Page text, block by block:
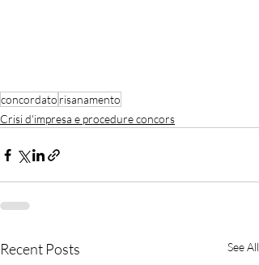
concordato risanamento
Crisi d'impresa e procedure concors
Recent Posts See All